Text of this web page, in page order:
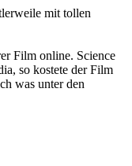
mit tollen
Film online. Science
so kostete der Film
was unter den